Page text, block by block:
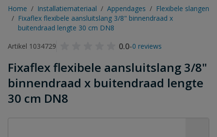
Home / Installatiemateriaal / Appendages / Flexibele slangen
/ Fixaflex flexibele aansluitslang 3/8" binnendraad x
buitendraad lengte 30 cm DN8
Artikel 1034729
0.0-0 reviews
Fixaflex flexibele aansluitslang 3/8"
binnendraad x buitendraad lengte
30 cm DN8